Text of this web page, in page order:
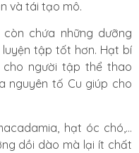
và tái tạo mô.
chứa những dưỡng
tập tốt hơn. Hạt bí
người tập thể thao
nguyên tố Cu giúp cho
hạt óc chó,…
dồi dào mà lại ít chất